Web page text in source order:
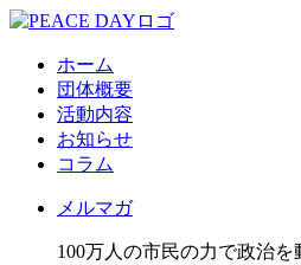
ホーム
団体概要
活動内容
お知らせ
コラム
メルマガ
100万人の市民の力で政治を